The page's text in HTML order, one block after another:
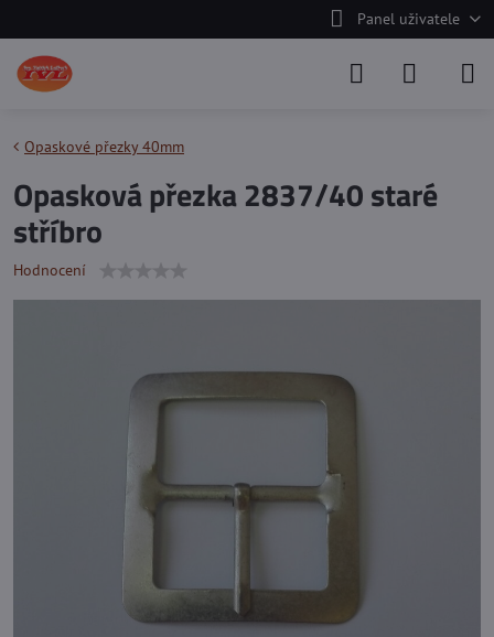
Panel uživatele
Opaskové přezky 40mm
Opasková přezka 2837/40 staré
stříbro
Hodnocení